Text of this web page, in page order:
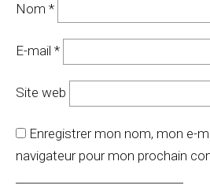
Nom *
E-mail *
Site web
Enregistrer mon nom, mon e-
navigateur pour mon prochain